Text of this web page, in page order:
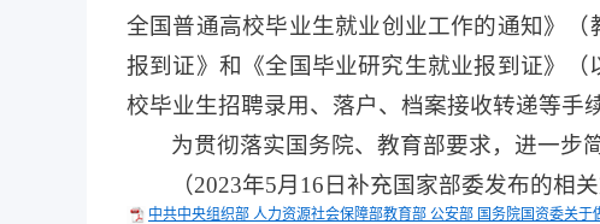
全国普通高校毕业生就业创业工作的通知》
报到证》和《全国毕业研究生就业报到证》
校毕业生招聘录用、落户、档案接收转递等手
为贯彻落实国务院、教育部要求，进一步
（2023年5月16日补充国家部委发布的相
中共中央组织部 人力资源社会保障部教育部 公安部 国务院国资委关